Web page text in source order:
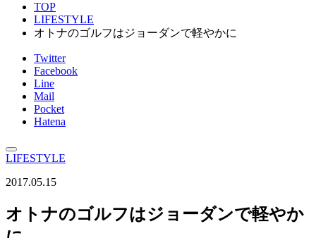
TOP
LIFESTYLE
オトナのゴルフはジョーダンで軽やかに
Twitter
Facebook
Line
Mail
Pocket
Hatena
LIFESTYLE
2017.05.15
オトナのゴルフはジョーダンで軽やか